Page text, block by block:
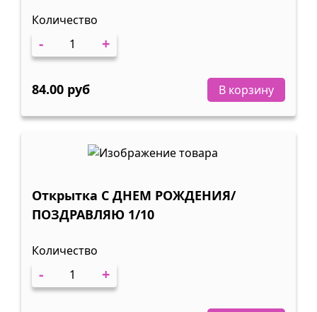
Количество
- +
84.00 руб В корзину
Открытка С ДНЕМ РОЖДЕНИЯ/
ПОЗДРАВЛЯЮ 1/10
Количество
- +